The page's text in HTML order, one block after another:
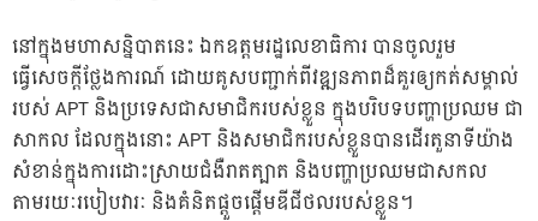
នៅក្នុងមហាសន្និបាតនេះ ឯកឧត្តមរដ្ឋលេខាធិការ បានចូលរួម
ធ្វើសេចក្តីថ្លែងការណ៍ ដោយគូសបញ្ជាក់ពីវឌ្ឍនភាពដ៏គួរឲ្យកត់សម្គាល់
របស់ APT និងប្រទេសជាសមាជិករបស់ខ្លួន ក្នុងបរិបទបញ្ហាប្រឈម ជា
សាកល ដែលក្នុងនោះ APT និងសមាជិករបស់ខ្លួនបានដើរតួនាទីយ៉ាង
សំខាន់ក្នុងការដោះស្រាយជំងឺរាតត្បាត និងបញ្ហាប្រឈមជាសកល
តាមរយៈរបៀបវារៈ និងគំនិតផ្តួចផ្តើមឌីជីថលរបស់ខ្លួន។